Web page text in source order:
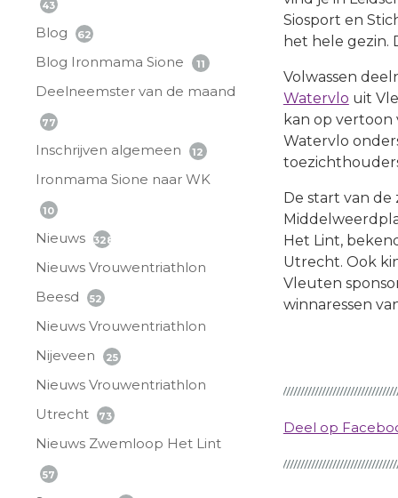
43
Blog 62
Blog Ironmama Sione 11
Deelneemster van de maand
77
Inschrijven algemeen 12
Ironmama Sione naar WK
10
Nieuws 328
Nieuws Vrouwentriathlon
Beesd
52
Nieuws Vrouwentriathlon
Nijeveen
25
Nieuws Vrouwentriathlon
Utrecht
73
Nieuws Zwemloop Het Lint
57
Siosport en
het hele gezin.
Volwassen
Watervlo uit
kan op vertoon
Watervlo
De start van
Het Lint,
Utrecht. Ook
Vleuten
winnaressen
Deel op